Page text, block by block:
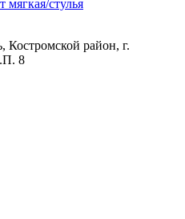
мягкая/стулья
Костромской район, г.
8